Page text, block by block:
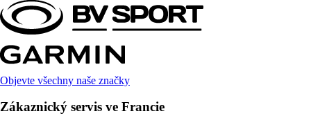
Objevte všechny naše značky
Zákaznický servis ve Francie